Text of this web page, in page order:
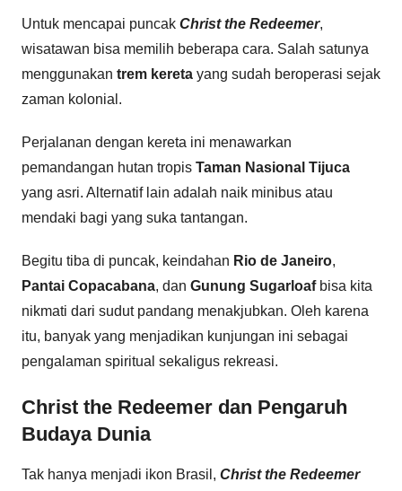
Untuk mencapai puncak Christ the Redeemer,
wisatawan bisa memilih beberapa cara. Salah satunya
menggunakan trem kereta yang sudah beroperasi sejak
zaman kolonial.
Perjalanan dengan kereta ini menawarkan
pemandangan hutan tropis Taman Nasional Tijuca
yang asri. Alternatif lain adalah naik minibus atau
mendaki bagi yang suka tantangan.
Begitu tiba di puncak, keindahan Rio de Janeiro,
Pantai Copacabana, dan Gunung Sugarloafbisa kita
nikmati dari sudut pandang menakjubkan. Oleh karena
itu, banyak yang menjadikan kunjungan ini sebagai
pengalaman spiritual sekaligus rekreasi.
Christ the Redeemer dan Pengaruh
Budaya Dunia
Tak hanya menjadi ikon Brasil, Christ the Redeemer